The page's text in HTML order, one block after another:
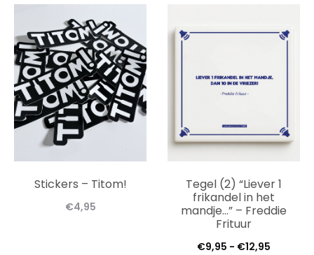
Stickers – Titom!
€4,95
Tegel (2) “Liever 1
frikandel in het
mandje…” – Freddie
Frituur
€9,95 - €12,95